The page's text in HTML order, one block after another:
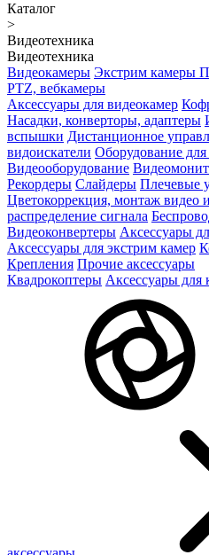
Каталог
>
Видеотехника
Видеотехника
Видеокамеры Экстрим камеры
PTZ, вебкамеры
Аксессуары для видеокамер
Насадки, конверторы, адаптеры
вспышки Дистанционное
видоискатели Оборудование
Видеооборудование
Рекордеры Слайдеры Плечевые
Цветокоррекция, монтаж видео
распределение сигнала
Видеоконвертеры Аксессуары
Аксессуары для экстрим камер
Крепления Прочие аксессуары
Квадрокоптеры Аксессуары для